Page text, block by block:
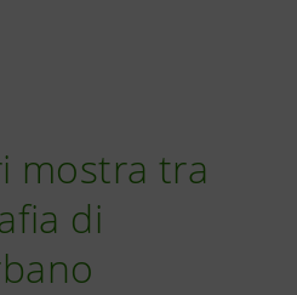
mostra tra
di